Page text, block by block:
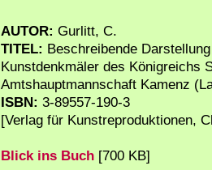
AUTOR: Gurlitt, C.
TITEL: Beschreibende
Kunstdenkmäler des Königreichs
Amtshauptmannschaft Kamenz
ISBN: 3-89557-190-3
[Verlag für Kunstreproduktionen,
Blick ins Buch [700 KB]